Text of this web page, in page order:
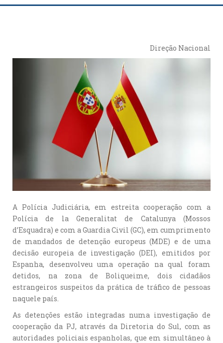
Direção Nacional
A Polícia Judiciária, em estreita cooperação com a
Polícia de la Generalitat de Catalunya (Mossos
d’Esquadra) e com a Guardia Civil (GC), em cumprimento
de mandados de detenção europeus (MDE) e de uma
decisão europeia de investigação (DEI), emitidos por
Espanha, desenvolveu uma operação na qual foram
detidos, na zona de Boliqueime, dois cidadãos
estrangeiros suspeitos da prática de tráfico de pessoas
naquele país.
As detenções estão integradas numa investigação de
cooperação da PJ, através da Diretoria do Sul, com as
autoridades policiais espanholas, que em simultâneo à